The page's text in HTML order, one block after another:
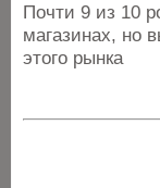
Почти 9 из 10
магазинах, но
этого рынка